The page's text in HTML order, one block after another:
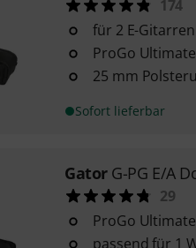
174
für 2 E-Gitarren
ProGo
25 mm
Sofort lieferbar
Gator G-PG E/A
29
ProGo
passend für 1